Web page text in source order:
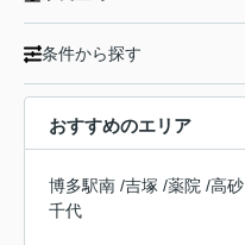
条件から探す
おすすめのエリア
博多駅南 /吉塚 /薬院 /高砂
千代